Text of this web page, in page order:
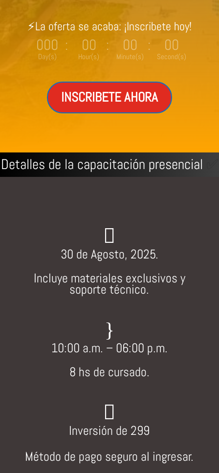
⚡La oferta se acaba: ¡Inscribete hoy!
000
Day(s)
: 00
Hour(s)
: 00
Minute(s)
: 00
Second(s)
INSCRIBETE AHORA
Detalles de la capacitación presencial

30 de Agosto, 2025.
Incluye materiales exclusivos y
soporte técnico.
}
10:00 a.m. – 06:00 p.m.
8 hs de cursado.

Inversión de 299
Método de pago seguro al ingresar.